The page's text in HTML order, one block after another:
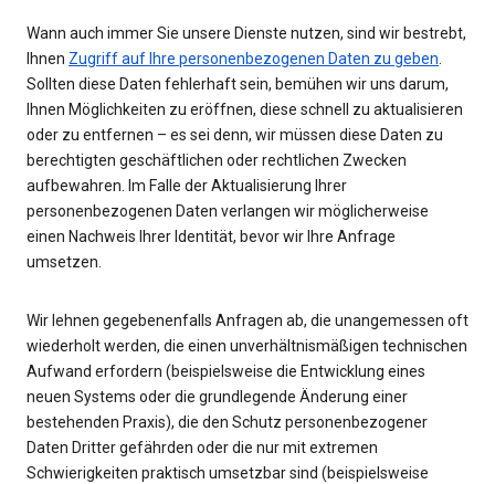
Wann auch immer Sie unsere Dienste nutzen, sind wir bestrebt,
Ihnen Zugriff auf Ihre personenbezogenen Daten zu geben.
Sollten diese Daten fehlerhaft sein, bemühen wir uns darum,
Ihnen Möglichkeiten zu eröffnen, diese schnell zu aktualisieren
oder zu entfernen – es sei denn, wir müssen diese Daten zu
berechtigten geschäftlichen oder rechtlichen Zwecken
aufbewahren. Im Falle der Aktualisierung Ihrer
personenbezogenen Daten verlangen wir möglicherweise
einen Nachweis Ihrer Identität, bevor wir Ihre Anfrage
umsetzen.
Wir lehnen gegebenenfalls Anfragen ab, die unangemessen oft
wiederholt werden, die einen unverhältnismäßigen technischen
Aufwand erfordern (beispielsweise die Entwicklung eines
neuen Systems oder die grundlegende Änderung einer
bestehenden Praxis), die den Schutz personenbezogener
Daten Dritter gefährden oder die nur mit extremen
Schwierigkeiten praktisch umsetzbar sind (beispielsweise